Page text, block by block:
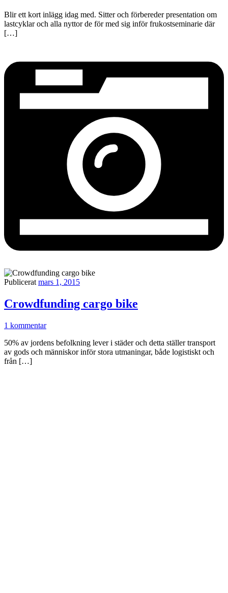
Blir ett kort inlägg idag med. Sitter och förbereder presentation om
lastcyklar och alla nyttor de för med sig inför frukostseminarie där
[…]
Publicerat mars 1, 2015
Crowdfunding cargo bike
1 kommentar
50% av jordens befolkning lever i städer och detta ställer transport
av gods och människor inför stora utmaningar, både logistiskt och
från […]